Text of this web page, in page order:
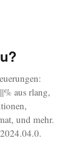
aus rlang,
und mehr.